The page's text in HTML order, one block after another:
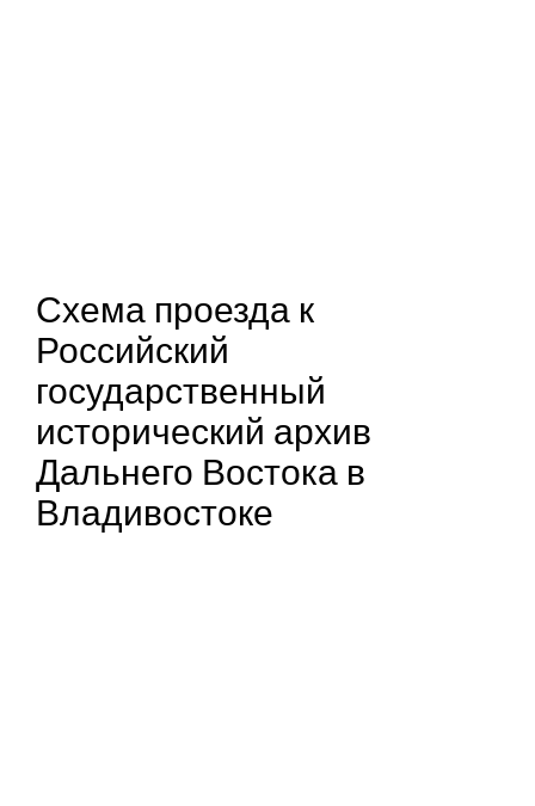
Схема проезда к
Российский
государственный
исторический архив
Дальнего Востока в
Владивостоке